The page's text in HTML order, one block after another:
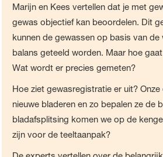
Marijn en Kees vertellen dat je met
gewas objectief kan beoordelen. Dit
kunnen de gewassen op basis van de
balans geteeld worden. Maar hoe
Wat wordt er precies gemeten?
Hoe ziet gewasregistratie er uit?
nieuwe bladeren en zo bepalen ze de
bladafsplitsing komen we op de
zijn voor de teeltaanpak?